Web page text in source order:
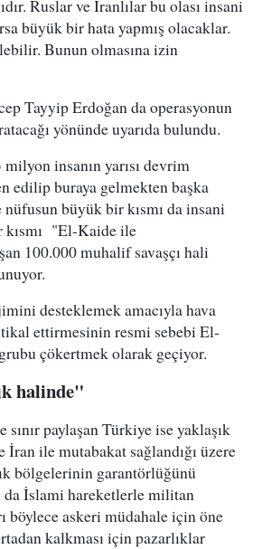
Ruslar ve İranlılar bu olası insani
büyük bir hata yapmış olacaklar.
Bunun olmasına izin
Tayyip Erdoğan da operasyonun
yönünde uyarıda bulundu.
insanın yarısı devrim
edilip buraya gelmekten başka
büyük bir kısmı da insani
kısmı "El-Kaide ile
100.000 muhalif savaşçı hali
desteklemek amacıyla hava
ettirmesinin resmi sebebi El-
çökertmek olarak geçiyor.
halinde"
paylaşan Türkiye ise yaklaşık
İran ile mutabakat sağlandığı üzere
bölgelerinin garantörlüğünü
da İslami hareketlerle militan
böylece askeri müdahale için öne
kalkması için pazarlıklar